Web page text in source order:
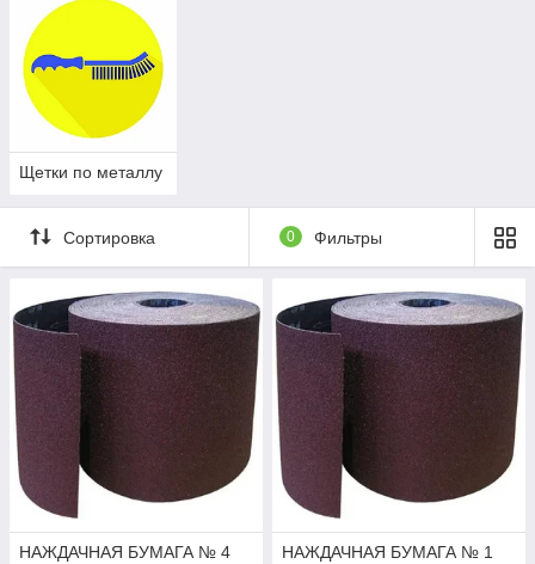
Щетки по металлу
Сортировка 0 Фильтры
НАЖДАЧНАЯ БУМАГА № 4
НАЖДАЧНАЯ БУМАГА № 1